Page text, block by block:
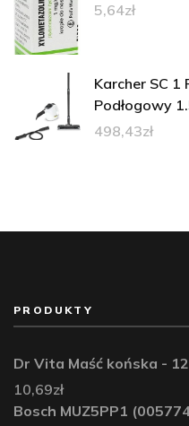
5,64zł
Karcher SC 1
Podłogowy
498,43zł
PRODUKTY
Dr Vita Maść końska -
10,69zł
Bosch MUZ5PP1